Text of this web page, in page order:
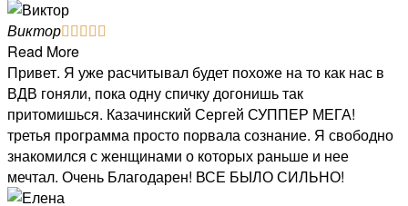
Виктор    
Read More
Привет. Я уже расчитывал будет похоже на то как нас в
ВДВ гоняли, пока одну спичку догонишь так
притомишься. Казачинский Сергей СУППЕР МЕГА!
третья программа просто порвала сознание. Я свободно
знакомился с женщинами о которых раньше и нее
мечтал. Очень Благодарен! ВСЕ БЫЛО СИЛЬНО!